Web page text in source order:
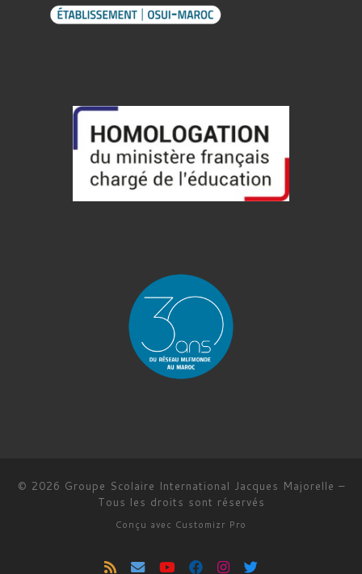
© 2026 Groupe Scolaire International Jacques Majorelle –
Tous les droits sont réservés
Conçu avec Customizr Pro